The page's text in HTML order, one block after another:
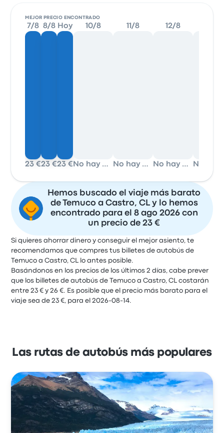
MEJOR PRECIO ENCONTRADO
7/8
23 €
8/8
23 €
Hoy
23 €
10/8
No hay datos
11/8
No hay datos
12/8
No hay datos
Hemos buscado el viaje más barato
de Temuco a Castro, CL y lo hemos
encontrado para el 8 ago 2026 con
un precio de 23 €
Si quieres ahorrar dinero y conseguir el mejor asiento, te
recomendamos que compres tus billetes de autobús de
Temuco a Castro, CL lo antes posible.
Basándonos en los precios de los últimos 2 días, cabe prever
que los billetes de autobús de Temuco a Castro, CL costarán
entre 23 € y 26 €. Es posible que el precio más barato para el
viaje sea de 23 €, para el 2026-08-14.
Las rutas de autobús más populares